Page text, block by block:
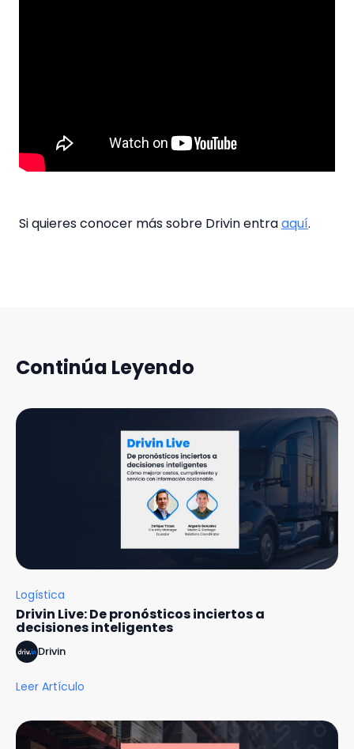
Si quieres conocer más sobre Drivin entraaquí.
Continúa Leyendo
Logística
Drivin Live: De pronósticos inciertos a
decisiones inteligentes
Drivin
Leer Artículo